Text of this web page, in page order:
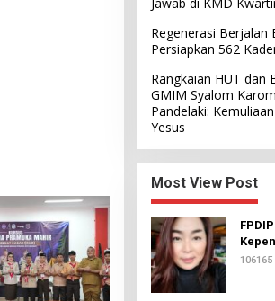
Regenerasi Berjalan
Persiapkan 562
Rangkaian HUT dan
GMIM Syalom
Pandelaki:
Yesus
Most View Post